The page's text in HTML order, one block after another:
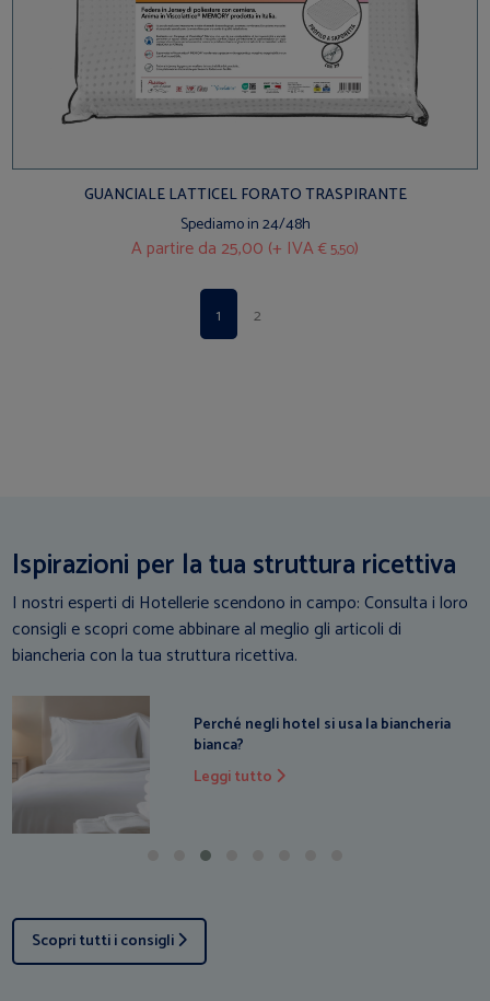
GUANCIALE LATTICEL FORATO TRASPIRANTE
Spediamo in 24/48h
A partire da 25,00 (+ IVA€ 5,50)
1 2
Ispirazioni per la tua struttura ricettiva
I nostri esperti di Hotellerie scendono in campo: Consulta i loro
consigli e scopri come abbinare al meglio gli articoli di
biancheria con la tua struttura ricettiva.
Biancheria per hotel e B&B: come
risparmiare e semplificare la gestione
Leggi tutto
Scopri tutti i consigli